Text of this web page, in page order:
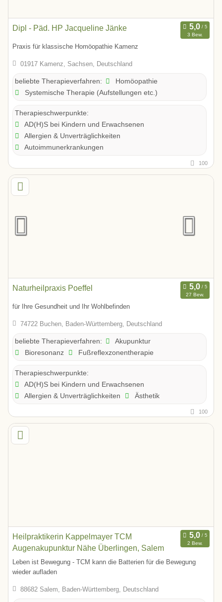
Dipl - Päd. HP Jacqueline Jänke
3 Bew.
Praxis für klassische Homöopathie Kamenz
01917 Kamenz, Sachsen, Deutschland
beliebte Therapieverfahren:
Homöopathie
Systemische Therapie (Aufstellungen etc.)
Therapieschwerpunkte:
AD(H)S bei Kindern und Erwachsenen
Allergien & Unverträglichkeiten
Autoimmunerkrankungen
100
Naturheilpraxis Poeffel
27 Bew.
für Ihre Gesundheit und Ihr Wohlbefinden
74722 Buchen, Baden-Württemberg, Deutschland
beliebte Therapieverfahren:
Akupunktur
Bioresonanz
Fußreflexzonentherapie
Therapieschwerpunkte:
AD(H)S bei Kindern und Erwachsenen
Allergien & Unverträglichkeiten
Ästhetik
100
Heilpraktikerin Kappelmayer TCM
Augenakupunktur Nähe Überlingen, Salem
2 Bew.
Leben ist Bewegung - TCM kann die Batterien für die Bewegung
wieder aufladen
88682 Salem, Baden-Württemberg, Deutschland